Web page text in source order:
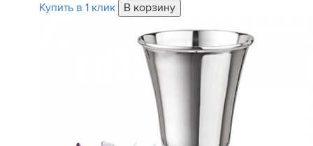
Купить в 1 клик